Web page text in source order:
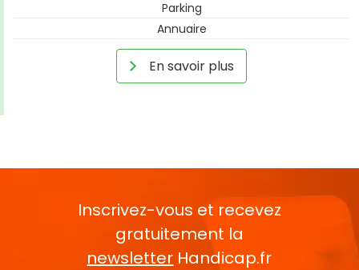
Parking
Annuaire
En savoir plus
Inscrivez-vous et recevez
gratuitement la
newsletter Handicap.fr